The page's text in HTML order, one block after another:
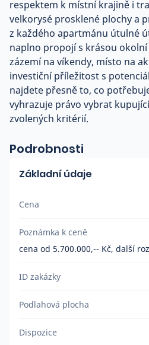
respektem k místní krajině i
velkorysé prosklené plochy a
z každého apartmánu útulné
naplno propojí s krásou
zázemí na víkendy, místo na
investiční příležitost s
najdete přesně to, co
vyhrazuje právo vybrat
zvolených kritérií.
Podrobnosti
Základní údaje
Cena
Poznámka k ceně
cena od 5.700.000,-- Kč, další
ID zakázky
Podlahová plocha
Dispozice